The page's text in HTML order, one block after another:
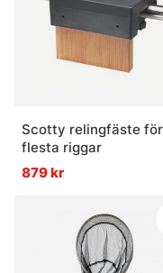
Scotty relingfäste
flesta riggar
879 kr